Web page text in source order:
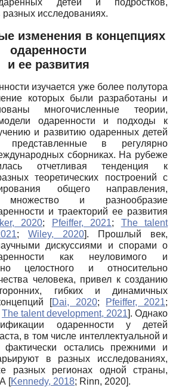
исследованиях.
изменения в концепциях
одаренности
и ее развития
изучается уже более полутора
которых были разработаны и
многочисленные теории,
одаренности и подходы к
и развитию одаренных детей
в регулярно
сборниках. На рубеже
отчетливая тенденция к
теоретических построений с
общего направления,
множество и разнообразие
и траекторий ее развития
2020; Pfeiffer, 2021; The talent
; Wiley, 2020]. Прошлый век,
дискуссиями и спорами о
как неуловимого и
целостного и относительно
человека, привел к созданию
гибких и динамичных
[Dai, 2020; Pfeiffer, 2021;
The talent development, 2021]. Однако
одаренности у детей
в том числе интеллектуальной и
фактически остались прежними и
в разных исследованиях,
разных регионах одной страны,
[Kennedy, 2018; Rinn, 2020].